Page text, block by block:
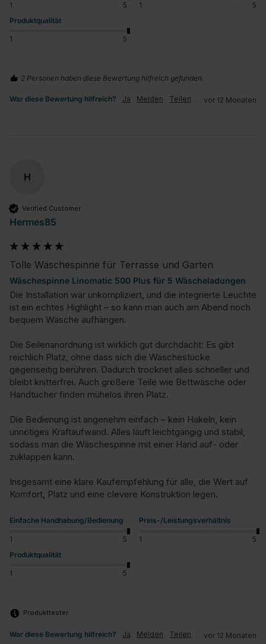
1 5 1
5
Produktqualität
1 5
2 Personen haben diese Bewertung hilfreich gefunden.
War diese Bewertung hilfreich? Ja Melden Teilen vor 12 Monaten
H
Verified Customer
Hermes85
Tolle Wäschespinne für Terrasse und Garten
Wäschespinne Linomatic 500 Plus für 5 Wäscheladungen
Die Installation war unkompliziert, und die integrierte Leuchte
ist ein echtes Highlight – so kann man auch am Abend noch
bequem Wäsche aufhängen.
Die Seilenanordnung ist wirklich gut durchdacht: Es gibt
reichlich Platz, ohne dass sich die Wäschestücke
gegenseitig berühren. Dadurch trocknet alles schneller und
bleibt knitterfrei. Auch größere Teile wie Bettwäsche oder
Handtücher finden mühelos ihren Platz.
Die Bedienung ist angenehm einfach – kein Hakeln, kein
unnötiges Kraftaufwand. Alles läuft leichtgängig und stabil,
sodass man die Wäschespinne mit einer Hand auf- oder
zuklappen kann.
Insgesamt eine klare Kaufempfehlung für alle, die Wert auf
Komfort, Platz und eine clevere Konstruktion legen.
Einfache Handhabung/Bedienung
1 5
Preis-/Leistungsverhältnis
1
5
Produktqualität
1 5
Produkttester
War diese Bewertung hilfreich? Ja Melden Teilen vor 12 Monaten